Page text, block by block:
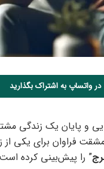
در واتساپ به اشتراک بگذارید
و پایان یک زندگی
مشقت فراوان برای یکی
” را پیش‌بینی کرده